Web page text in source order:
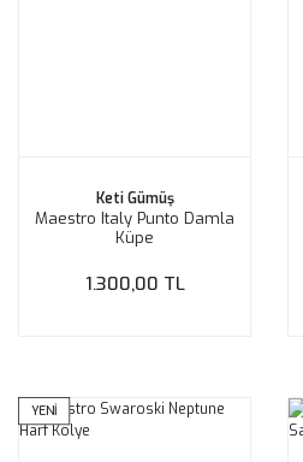
Keti Gümüş
Maestro Italy Punto Damla
Küpe
1.300,00 TL
YENİ